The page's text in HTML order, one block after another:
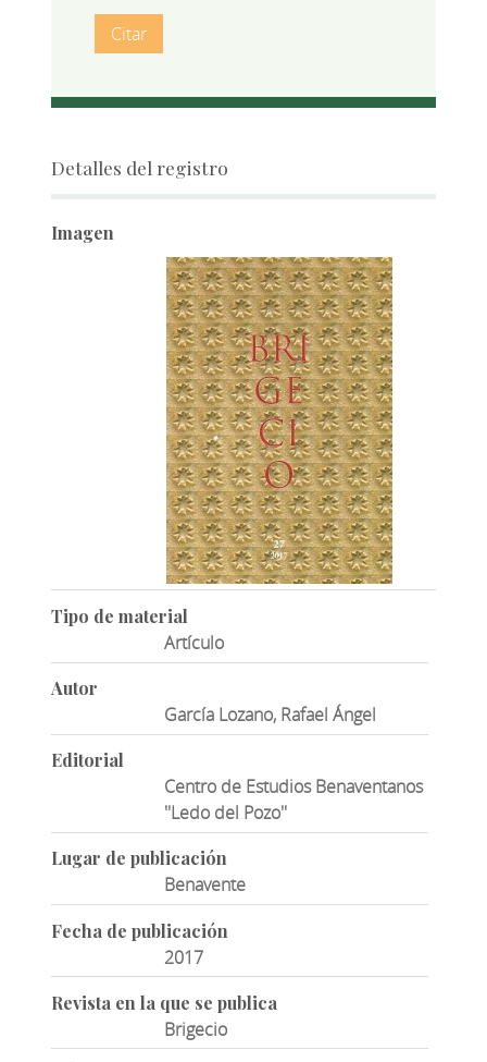
Citar
Detalles del registro
Imagen
Tipo de material
Artículo
Autor
García Lozano, Rafael Ángel
Editorial
Centro de Estudios Benaventanos
''Ledo del Pozo''
Lugar de publicación
Benavente
Fecha de publicación
2017
Revista en la que se publica
Brigecio